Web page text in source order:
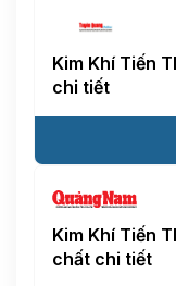
Kim Khí Tiến
chi tiết
Kim Khí Tiến
chất chi tiết